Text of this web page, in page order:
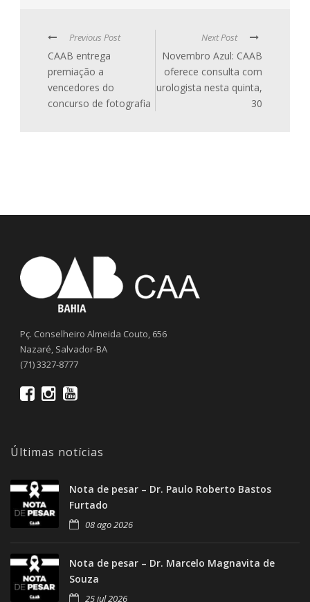
Previous Post
CAAB entrega
premiação a
vencedores do
concurso de fotografia
Next Post
Novembro Azul: CAAB
oferece consulta com
urologista nesta quinta,
30
Pç. Conselheiro Almeida Couto, 656
Nazaré, Salvador-BA
(71) 3327-8777
Últimas notícias
Nota de pesar – Dr. Paulo Roberto Bastos
Furtado
08 ago 2026
Nota de pesar – Dr. Marcelo Magnavita de
Souza
25 jul 2026